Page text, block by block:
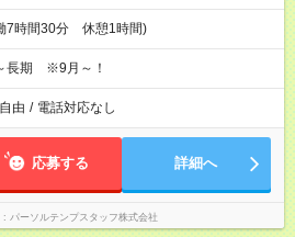
7時間30分 休憩1時間)
長期 ※9月～！
由 / 電話対応なし
応募する 詳細へ
パーソルテンプスタッフ株式会社